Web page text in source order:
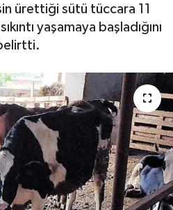
ürettiği sütü tüccara 11
yaşamaya başladığını